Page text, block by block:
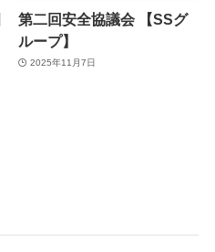
第二回安全協議会 【SSグ
ループ】
2025年11月7日